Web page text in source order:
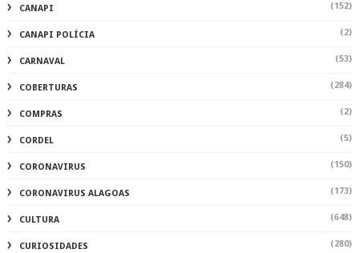
CANAPI (152)
CANAPI POLÍCIA (2)
CARNAVAL (53)
COBERTURAS (284)
COMPRAS (2)
CORDEL (5)
CORONAVIRUS (150)
CORONAVIRUS ALAGOAS (173)
CULTURA (648)
CURIOSIDADES (280)